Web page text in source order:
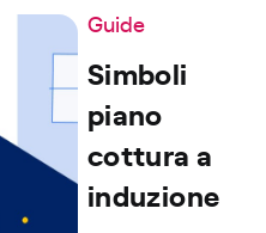
Guide
Simboli
piano
cottura a
induzione